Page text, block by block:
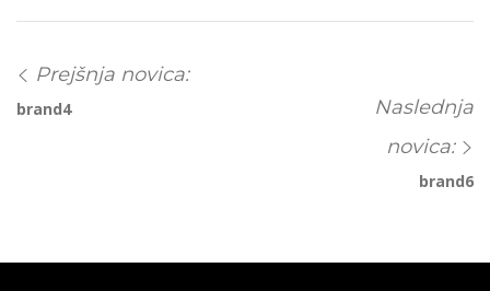
Prejšnja novica:
brand4
Naslednja
novica:
brand6